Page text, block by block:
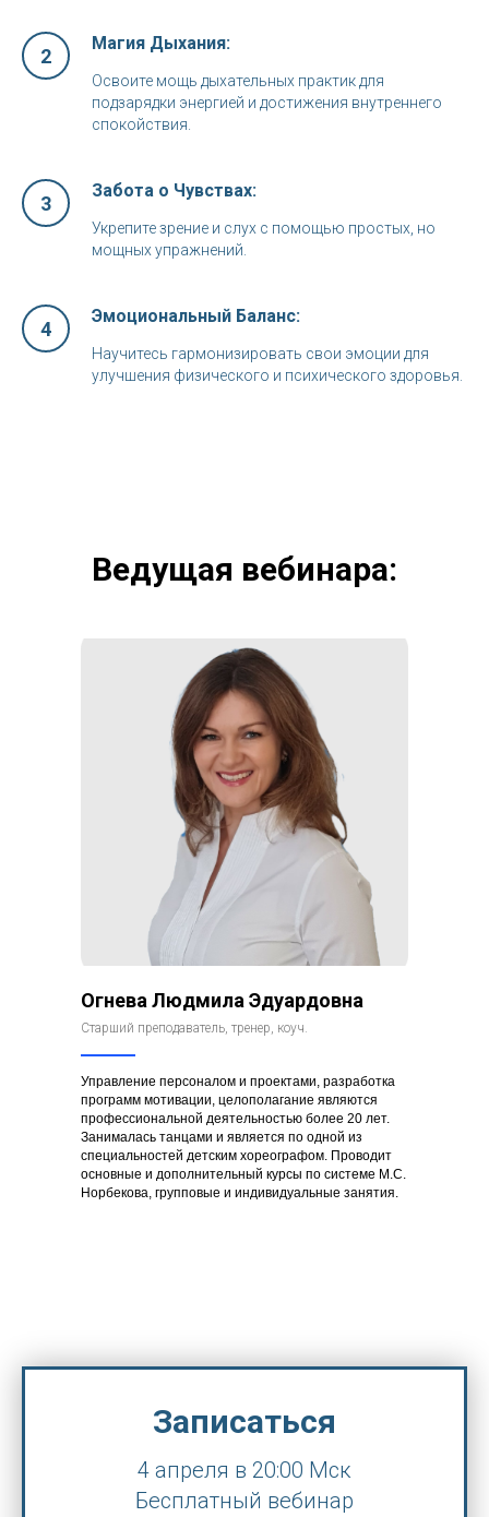
2
Магия Дыхания:
Освоите мощь дыхательных практик для
подзарядки энергией и достижения внутреннего
спокойствия.
3
Забота о Чувствах:
Укрепите зрение и слух с помощью простых, но
мощных упражнений.
4
Эмоциональный Баланс:
Научитесь гармонизировать свои эмоции для
улучшения физического и психического здоровья.
Ведущая вебинара:
Огнева Людмила Эдуардовна
Старший преподаватель, тренер, коуч.
Управление персоналом и проектами, разработка
программ мотивации, целополагание являются
профессиональной деятельностью более 20 лет.
Занималась танцами и является по одной из
специальностей детским хореографом. Проводит
основные и дополнительный курсы по системе М.С.
Норбекова, групповые и индивидуальные занятия.
Записаться
4 апреля в 20:00 Мск
Бесплатный вебинар